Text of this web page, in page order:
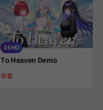
DEMO
Product
To Heaven Demo
Price
무료